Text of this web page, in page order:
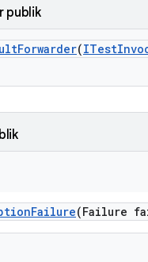
publik
Forwarder(ITest
Failure(Failure